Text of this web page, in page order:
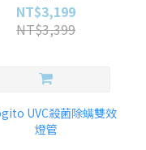
NT$3,199
NT$3,399